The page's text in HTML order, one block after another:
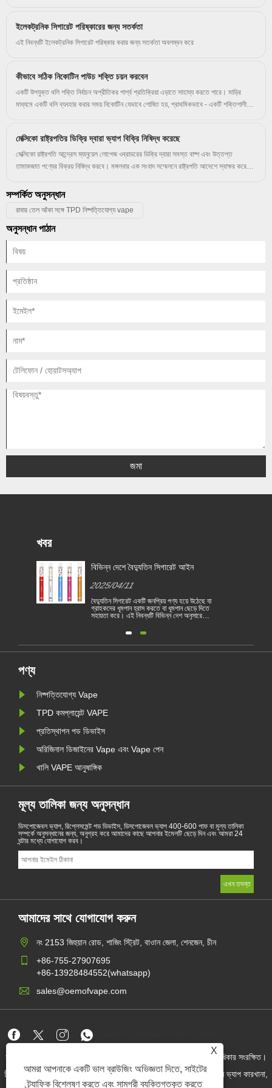
পরিবর্তন করতে দেয়, খরচ দক্ষতা এবং প্রিমিয়াম অভিজ্ঞতার মধ্যে ভারসাম্য বজায় রাখে।
ইলেকট্রনিক সিগারেট পরিষ্কারের জন্য সতর্কতা
এই নিবন্ধটি ইলেকট্রনিক সিগারেট পরিষ্কার করার জন্য সতর্কতা অবলম্বন করে
কীভাবে সঠিক নিকোটিন পাউচ শক্তি চয়ন করবেন
একটি উপযুক্ত থলি শক্তি নির্বাচন অপ্রীতিকর পার্শ্ব প্রতিক্রিয়া এড়াতে সাহায্য করতে পারে। মাড়ির
মাধ্যমে একটি থলি ব্যবহার করার সময় নিকোটিন যেভাবে শোষিত হয়, প্রাথমিকভাবে - একটি শক্তিশালী
করেছেন সেই একই নিকোটিন শক্তিটি বেছে নেওয়া সর্বদা ভাল নয়, উদাহরণস্বরূপ, ডেলিভারি সম্ভবত ভিন্ন
মনে হবে।
মেক্সিকো রাষ্ট্রপতির ডিক্রি দ্বারা ভ্যাপ বিক্রি নিষিদ্ধ করেছে
মেক্সিকো রাষ্ট্রপতি আন্দ্রেস ম্যানুয়েল লোপেজ ওব্রাডরের ডিক্রি দ্বারা সমস্ত বাষ্প এবং উত্তপ্ত
তামাকজাত পণ্যের বিক্রয় নিষিদ্ধ করবে। মঙ্গলবার এক সংবাদ সম্মেলনে রাষ্ট্রপতি আদেশে স্বাক্ষর করেন।
সাথে মিল রেখে রাষ্ট্রপতির ডিক্রি ঘোষণা করা হয়। মেক্সিকোতে তামাক নিয়ন্ত্রণ ব্যবস্থা জোরদার করার
জন্য তার নেতৃত্বের স্বীকৃতি এবং অটল সমর্থনের জন্য মেক্সিকান প্রেসিডেন্টকে একটি পুরস্কার দেওয়ার
জন্য একটি WHO প্রতিনিধি ছিলেন।
সম্পর্কিত অনুসন্ধান
রাবার তেল আঁকা সঙ্গে TPD নিষ্পত্তিযোগ্য vape
অনুসন্ধান পাঠান
জমা
X
আমরা আপনাকে একটি ভাল ব্রাউজিং অভিজ্ঞতা দিতে, সাইটের
ট্র্যাফিক বিশ্লেষণ করতে এবং সামগ্রী ব্যক্তিগতকৃত করতে
খবর
বিভিন্ন দেশে বৈদ্যুতিন সিগারেট আইন
2025/04/11
বৈদ্যুতিন সিগারেট একটি জনপ্রিয় পণ্য হয়ে উঠেছে যা
গ্রাহকদের ধূমপান হ্রাস করতে বা ধূমপান ছেড়ে দিতে
সহায়তা করে। এই নিবন্ধটি বিভিন্ন দেশ অনুসারে
তদ্ব্যতীত, কয়েকটি দেশ রয়েছে এবং অঞ্চলগুলি
পণ্য
নিষ্পত্তিযোগ্য Vape
TPD কমপ্লায়েন্ট VAPE
প্রতিস্থাপন পড ডিভাইস
অরিজিনাল ডিজাইনের Vape এবং Vape পেন
খালি VAPE আনুষাঙ্গিক
মূল্য তালিকা জন্য অনুসন্ধান
ডিসপোজেবল ভ্যাপ, রিপ্লেসমেন্ট পড ডিভাইস, ডিসপোজেবল ভ্যাপ 400-600 পাফ বা মূল্য তালিকা
সম্পর্কে অনুসন্ধানের জন্য, অনুগ্রহ করে আমাদের কাছে আপনার ইমেলটি ছেড়ে দিন এবং আমরা 24
ঘন্টার মধ্যে যোগাযোগ করব।
আমাদের সাথে যোগাযোগ করুন
নং 2153 জিহুয়ান রোড, শাজিং স্ট্রিট, বাওান জেলা, শেনজেন, চীন
+86-755-27907695
+86-13928484552(whatsapp)
sales@oemofvape.com
কপিরাইট © 2022 অ্যাপলাস প্রিসিশন টেকনোলজি কোং, লিমিটেড। সমস্ত অধিকার সংরক্ষিত।
চীন কার্টরিজ প্রস্তুতকারক, প্রতিস্থাপন পড ডিভাইস, ডিসপোজেবল ভ্যাপ, ওএম ভ্যাপ কারখানা,
বৈদ্যুতিন সিগারেট